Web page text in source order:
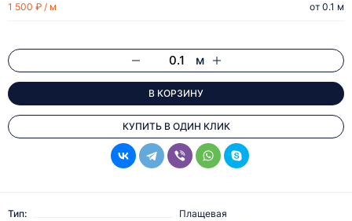
1 500 ₽ / м от 0.1 м
м
В КОРЗИНУ
КУПИТЬ В ОДИН КЛИК
Тип:
Плащевая